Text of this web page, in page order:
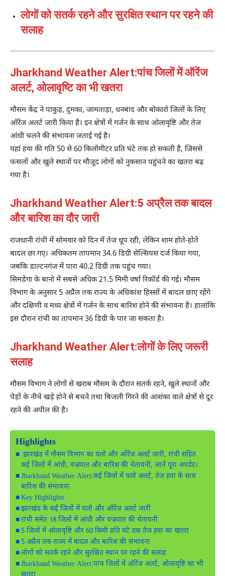
लोगों को सतर्क रहने और सुरक्षित स्थान पर रहने की
सलाह
Jharkhand Weather Alert:पांच जिलों में ऑरेंज
अलर्ट, ओलावृष्टि का भी खतरा
मौसम केंद्र ने पाकुड़, दुमका, जामताड़ा, धनबाद और बोकारो जिलों के लिए
ऑरेंज अलर्ट जारी किया है। इन क्षेत्रों में गर्जन के साथ ओलावृष्टि और तेज
आंधी चलने की संभावना जताई गई है।
यहां हवा की गति 50 से 60 किलोमीटर प्रति घंटे तक हो सकती है, जिससे
फसलों और खुले स्थानों पर मौजूद लोगों को नुकसान पहुंचने का खतरा बढ़
गया है।
Jharkhand Weather Alert:5 अप्रैल तक बादल
और बारिश का दौर जारी
राजधानी रांची में सोमवार को दिन में तेज धूप रही, लेकिन शाम होते-होते
बादल छा गए। अधिकतम तापमान 34.6 डिग्री सेल्सियस दर्ज किया गया,
जबकि डाल्टनगंज में पारा 40.2 डिग्री तक पहुंच गया।
सिमडेगा के बानो में सबसे अधिक 21.5 मिमी वर्षा रिकॉर्ड की गई। मौसम
विभाग के अनुसार 5 अप्रैल तक राज्य के अधिकांश हिस्सों में बादल छाए रहेंगे
और दक्षिणी व मध्य क्षेत्रों में गर्जन के साथ बारिश होने की संभावना है। हालांकि
इस दौरान रांची का तापमान 36 डिग्री के पार जा सकता है।
Jharkhand Weather Alert:लोगों के लिए जरूरी
सलाह
मौसम विभाग ने लोगों से खराब मौसम के दौरान सतर्क रहने, खुले स्थानों और
पेड़ों के नीचे खड़े होने से बचने तथा बिजली गिरने की आशंका वाले क्षेत्रों से दूर
रहने की अपील की है।
Highlights
झारखंड में मौसम विभाग का यलो और ऑरेंज अलर्ट जारी, रांची सहित
कई जिलों में आंधी, वज्रपात और बारिश की चेतावनी, जानें पूरा अपडेट।
Jharkhand Weather Alert:कई जिलों में यलो अलर्ट, तेज हवा के साथ
बारिश की संभावना
Key Highlights
झारखंड के कई जिलों में यलो और ऑरेंज अलर्ट जारी
रांची समेत 18 जिलों में आंधी और वज्रपात की चेतावनी
5 जिलों में ओलावृष्टि और 60 किमी प्रति घंटे तक तेज हवा का खतरा
5 अप्रैल तक राज्य में बादल और बारिश की संभावना
लोगों को सतर्क रहने और सुरक्षित स्थान पर रहने की सलाह
Jharkhand Weather Alert:पांच जिलों में ऑरेंज अलर्ट, ओलावृष्टि का भी